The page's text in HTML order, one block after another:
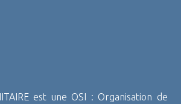
est une OSI : Organisation de